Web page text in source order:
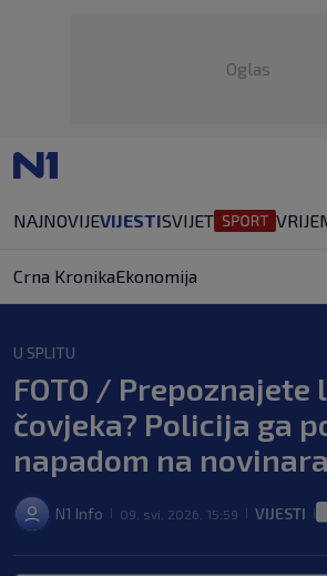
Oglas
NAJNOVIJEVIJESTISVIJET
Crna KronikaEkonomija
U SPLITU
FOTO / Prepoznajete
čovjeka? Policija ga
napadom na
N1 Info 09. svi. 2026. 15:59 VIJESTI